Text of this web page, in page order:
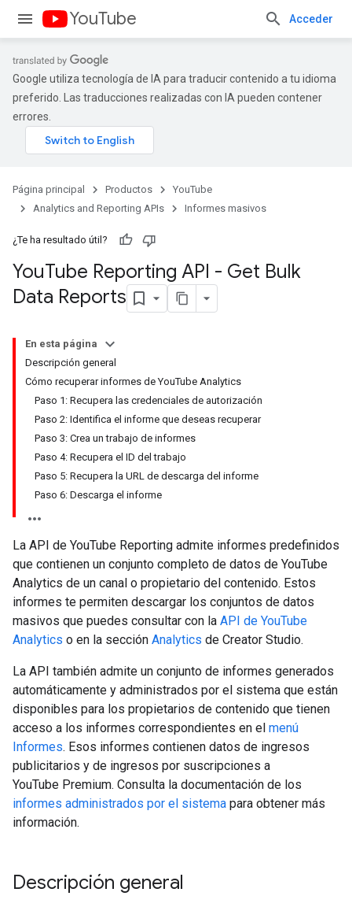
YouTube Acceder
Google utiliza tecnología de IA para traducir contenido a tu idioma
preferido. Las traducciones realizadas con IA pueden contener
errores.
Página principal Productos
YouTube
Analytics and Reporting APIs
Informes masivos
¿Te ha resultado útil?
YouTube Reporting API - Get Bulk
Data Reports
En esta página
Descripción general
Cómo recuperar informes de YouTube Analytics
Paso 1: Recupera las credenciales de autorización
Paso 2: Identifica el informe que deseas recuperar
Paso 3: Crea un trabajo de informes
Paso 4: Recupera el ID del trabajo
Paso 5: Recupera la URL de descarga del informe
Paso 6: Descarga el informe
La API de YouTube Reporting admite informes predefinidos
que contienen un conjunto completo de datos de YouTube
Analytics de un canal o propietario del contenido. Estos
informes te permiten descargar los conjuntos de datos
masivos que puedes consultar con la API de YouTube
Analytics o en la sección Analytics de Creator Studio.
La API también admite un conjunto de informes generados
automáticamente y administrados por el sistema que están
disponibles para los propietarios de contenido que tienen
acceso a los informes correspondientes en el menú
Informes. Esos informes contienen datos de ingresos
publicitarios y de ingresos por suscripciones a
YouTube Premium. Consulta la documentación de los
informes administrados por el sistema para obtener más
información.
Descripción general